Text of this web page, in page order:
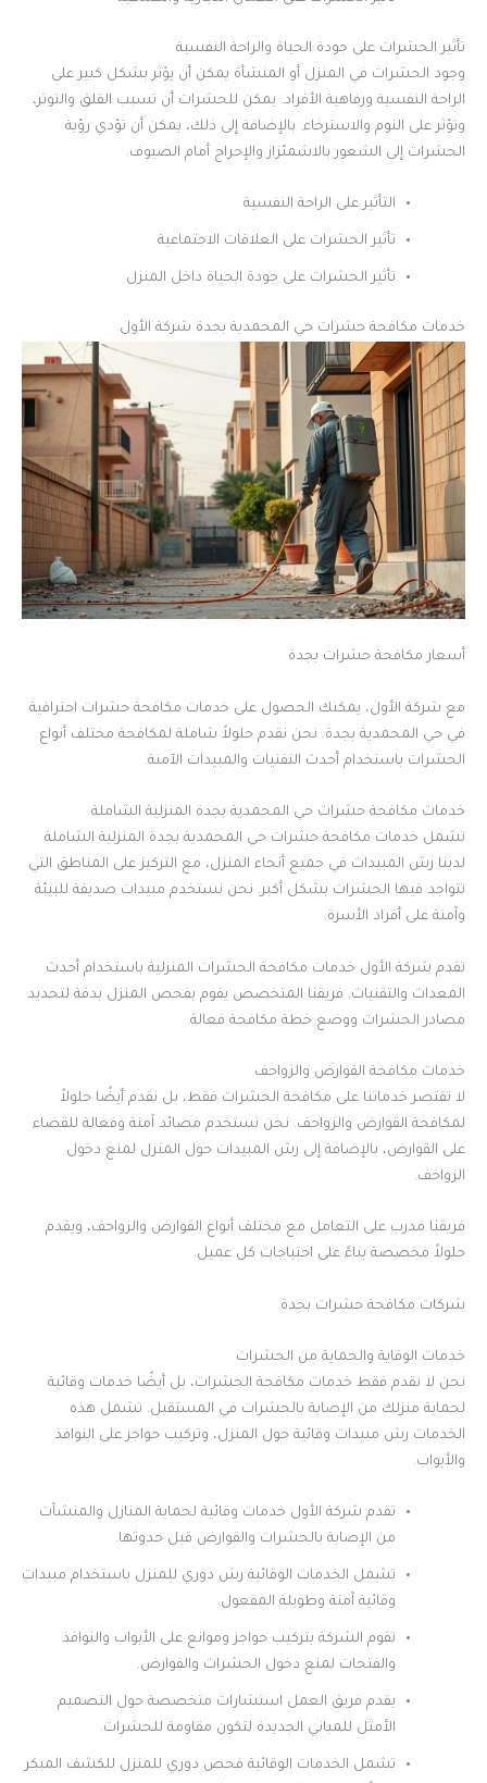
تأثير الحشرات على جودة الحياة والراحة النفسية
وجود الحشرات في المنزل أو المنشأة يمكن أن يؤثر بشكل كبير على
الراحة النفسية ورفاهية الأفراد. يمكن للحشرات أن تسبب القلق والتوتر،
وتؤثر على النوم والاسترخاء. بالإضافة إلى ذلك، يمكن أن تؤدي رؤية
الحشرات إلى الشعور بالاشمئزاز والإحراج أمام الضيوف.
التأثير على الراحة النفسية
تأثير الحشرات على العلاقات الاجتماعية
تأثير الحشرات على جودة الحياة داخل المنزل
خدمات مكافحة حشرات حي المحمدية بجدة شركة الأول
أسعار مكافحة حشرات بجدة
مع شركة الأول، يمكنك الحصول على خدمات مكافحة حشرات احترافية
في حي المحمدية بجدة. نحن نقدم حلولاً شاملة لمكافحة مختلف أنواع
الحشرات باستخدام أحدث التقنيات والمبيدات الآمنة.
خدمات مكافحة حشرات حي المحمدية بجدة المنزلية الشاملة
تشمل خدمات مكافحة حشرات حي المحمدية بجدة المنزلية الشاملة
لدينا رش المبيدات في جميع أنحاء المنزل، مع التركيز على المناطق التي
تتواجد فيها الحشرات بشكل أكبر. نحن نستخدم مبيدات صديقة للبيئة
وآمنة على أفراد الأسرة.
تقدم شركة الأول خدمات مكافحة الحشرات المنزلية باستخدام أحدث
المعدات والتقنيات. فريقنا المتخصص يقوم بفحص المنزل بدقة لتحديد
مصادر الحشرات ووضع خطة مكافحة فعالة.
خدمات مكافحة القوارض والزواحف
لا تقتصر خدماتنا على مكافحة الحشرات فقط، بل نقدم أيضًا حلولاً
لمكافحة القوارض والزواحف. نحن نستخدم مصائد آمنة وفعالة للقضاء
على القوارض، بالإضافة إلى رش المبيدات حول المنزل لمنع دخول
الزواحف.
فريقنا مدرب على التعامل مع مختلف أنواع القوارض والزواحف، ويقدم
حلولاً مخصصة بناءً على احتياجات كل عميل.
شركات مكافحة حشرات بجدة
خدمات الوقاية والحماية من الحشرات
نحن لا نقدم فقط خدمات مكافحة الحشرات، بل أيضًا خدمات وقائية
لحماية منزلك من الإصابة بالحشرات في المستقبل. تشمل هذه
الخدمات رش مبيدات وقائية حول المنزل، وتركيب حواجز على النوافذ
والأبواب.
تقدم شركة الأول خدمات وقائية لحماية المنازل والمنشآت
من الإصابة بالحشرات والقوارض قبل حدوثها.
تشمل الخدمات الوقائية رش دوري للمنزل باستخدام مبيدات
وقائية آمنة وطويلة المفعول.
تقوم الشركة بتركيب حواجز وموانع على الأبواب والنوافذ
والفتحات لمنع دخول الحشرات والقوارض.
يقدم فريق العمل استشارات متخصصة حول التصميم
الأمثل للمباني الجديدة لتكون مقاومة للحشرات.
تشمل الخدمات الوقائية فحص دوري للمنزل للكشف المبكر